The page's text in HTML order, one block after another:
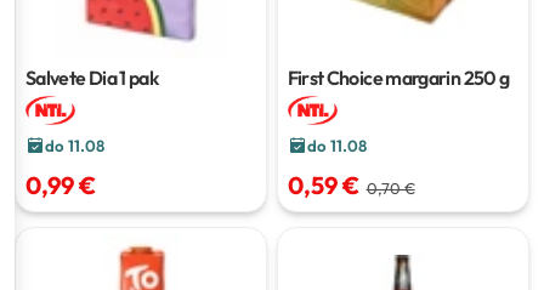
Salvete Dia1 pak
do 11.08
0,99 €
First Choice margarin250 g
do 11.08
0,59 € 0,70 €